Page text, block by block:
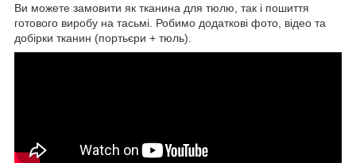
Ви можете замовити як тканина для тюлю, так і пошиття
готового виробу на тасьмі. Робимо додаткові фото, відео та
добірки тканин (портьєри + тюль).